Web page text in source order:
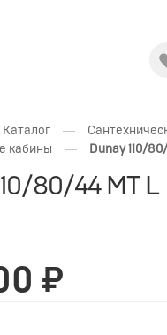
Каталог —
кабины — Dunay 110/
80/44 MT L
₽